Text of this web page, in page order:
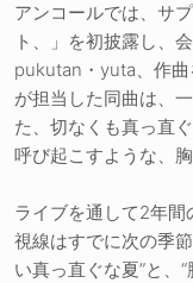
アンコールでは、サ
ト、」を初披露し、
pukutan・yuta、作曲
が担当した同曲は、
た、切なくも真っ直
呼び起こすような、
ライブを通して2年
視線はすでに次の季
い真っ直ぐな夏”と、